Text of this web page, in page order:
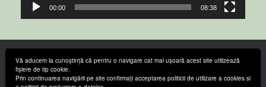
Vă aducem la cunoștință că pentru o navigare cat mai ușoară acest site utilizează
fișiere de tip cookie.
Prin continuarea navigării pe site confirmați acceptarea politicii de utilizare a cookies si
00:00 08:38
Primaria Bucovat 2018